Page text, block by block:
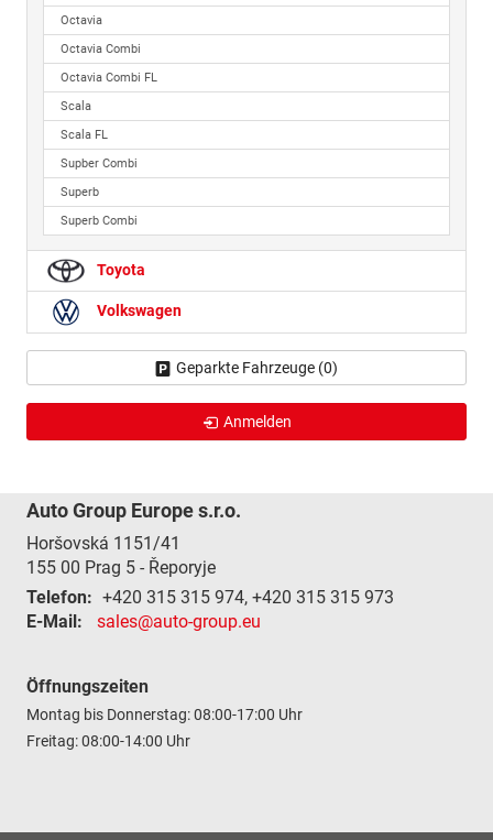
Octavia
Octavia Combi
Octavia Combi FL
Scala
Scala FL
Supber Combi
Superb
Superb Combi
Toyota
Volkswagen
Geparkte Fahrzeuge (0)
Anmelden
Auto Group Europe s.r.o.
Horšovská 1151/41
155 00 Prag 5 - Řeporyje
Telefon: +420 315 315 974, +420 315 315 973
E-Mail:
sales@auto-group.eu
Öffnungszeiten
Montag bis Donnerstag: 08:00-17:00 Uhr
Freitag: 08:00-14:00 Uhr